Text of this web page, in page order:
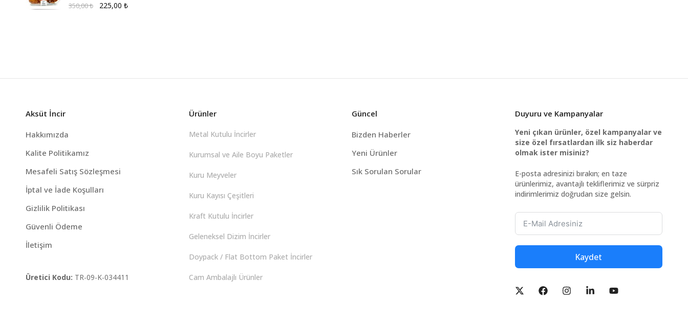
350,00₺ 225,00 ₺
Aksüt İncir
Hakkımızda
Kalite Politikamız
Mesafeli Satış Sözleşmesi
İptal ve İade Koşulları
Gizlilik Politikası
Güvenli Ödeme
İletişim
Üretici Kodu: TR-09-K-034411
Ürünler
Metal Kutulu İncirler
Kurumsal ve Aile Boyu Paketler
Kuru Meyveler
Kuru Kayısı Çeşitleri
Kraft Kutulu İncirler
Geleneksel Dizim İncirler
Doypack / Flat Bottom Paket İncirler
Cam Ambalajlı Ürünler
Güncel
Bizden Haberler
Yeni Ürünler
Sık Sorulan Sorular
Duyuru ve Kampanyalar
Yeni çıkan ürünler, özel kampanyalar ve
size özel fırsatlardan ilk siz haberdar
olmak ister misiniz?
E-posta adresinizi bırakın; en taze
ürünlerimiz, avantajlı tekliflerimiz ve sürpriz
indirimlerimiz doğrudan size gelsin.
Kaydet